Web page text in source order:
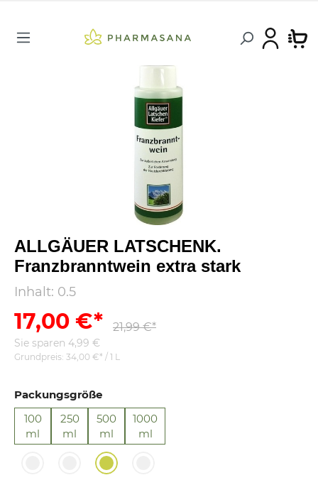
ALLGÄUER LATSCHENK.
Franzbranntwein extra stark
Inhalt: 0.5
17,00 €* 21,99 €*
Sie sparen 4,99 €
Grundpreis: 34,00 €* / 1 L
Packungsgröße
100
ml
250
ml
500
ml
1000
ml